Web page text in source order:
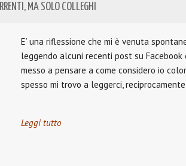
MA SOLO COLLEGHI
E’ una riflessione che mi è venuta
leggendo alcuni recenti post su
messo a pensare a come considero io
spesso mi trovo a leggerci,
Leggi tutto